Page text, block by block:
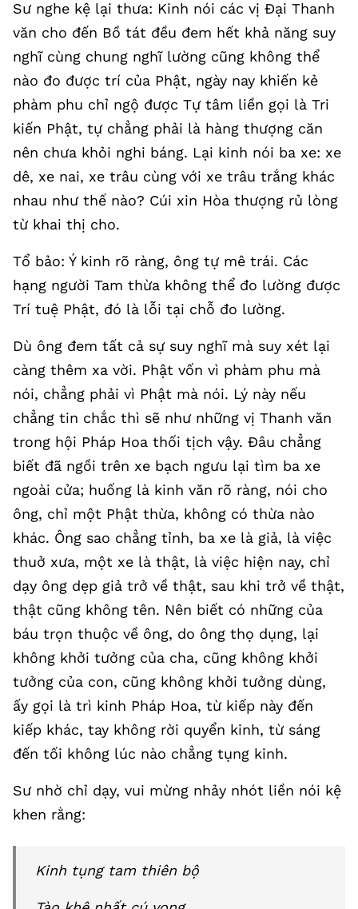
Sư nghe kệ lại thưa: Kinh nói các vị Đại Thanh
văn cho đến Bồ tát đều đem hết khả năng suy
nghĩ cùng chung nghĩ lường cũng không thể
nào đo được trí của Phật, ngày nay khiến kẻ
phàm phu chỉ ngộ được Tự tâm liền gọi là Tri
kiến Phật, tự chẳng phải là hàng thượng căn
nên chưa khỏi nghi báng. Lại kinh nói ba xe: xe
dê, xe nai, xe trâu cùng với xe trâu trắng khác
nhau như thế nào? Cúi xin Hòa thượng rủ lòng
từ khai thị cho.
Tổ bảo: Ý kinh rõ ràng, ông tự mê trái. Các
hạng người Tam thừa không thể đo lường được
Trí tuệ Phật, đó là lỗi tại chỗ đo lường.
Dù ông đem tất cả sự suy nghĩ mà suy xét lại
càng thêm xa vời. Phật vốn vì phàm phu mà
nói, chẳng phải vì Phật mà nói. Lý này nếu
chẳng tin chắc thì sẽ như những vị Thanh văn
trong hội Pháp Hoa thối tịch vậy. Đâu chẳng
biết đã ngồi trên xe bạch ngưu lại tìm ba xe
ngoài cửa; huống là kinh văn rõ ràng, nói cho
ông, chỉ một Phật thừa, không có thừa nào
khác. Ông sao chẳng tỉnh, ba xe là giả, là việc
thuở xưa, một xe là thật, là việc hiện nay, chỉ
dạy ông dẹp giả trở về thật, sau khi trở về thật,
thật cũng không tên. Nên biết có những của
báu trọn thuộc về ông, do ông thọ dụng, lại
không khởi tưởng của cha, cũng không khởi
tưởng của con, cũng không khởi tưởng dùng,
ấy gọi là trì kinh Pháp Hoa, từ kiếp này đến
kiếp khác, tay không rời quyển kinh, từ sáng
đến tối không lúc nào chẳng tụng kinh.
Sư nhờ chỉ dạy, vui mừng nhảy nhót liền nói kệ
khen rằng:
Kinh tụng tam thiên bộ